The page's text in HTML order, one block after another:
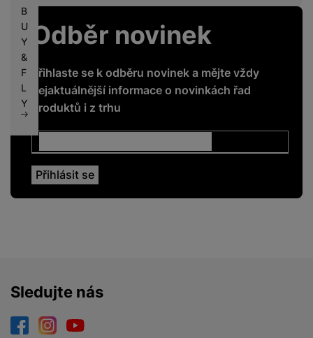
B
U
Y
&
F
L
Y
Odběr novinek
Přihlaste se k odběru novinek a mějte vždy
nejaktuálnější informace o novinkách řad
produktů i z trhu
Sledujte nás